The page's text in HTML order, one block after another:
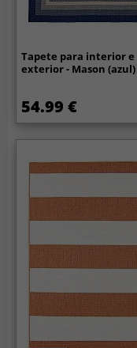
Tapete para interior e
exterior - Mason (azul)
54.99 €